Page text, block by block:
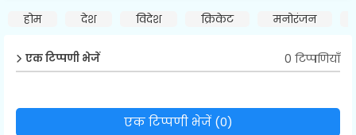
होम देश विदेश क्रिकेट मनोरंजन
एक टिप्पणी भेजें 0 टिप्पणियाँ
एक टिप्पणी भेजें (0)